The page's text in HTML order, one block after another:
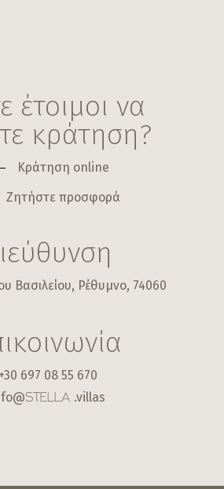
έτοιμοι να
κράτηση?
Κράτηση online
Ζητήστε προσφορά
Βασιλείου, Ρέθυμνο, 74060
+30 697 08 55 670
STELLA .villas